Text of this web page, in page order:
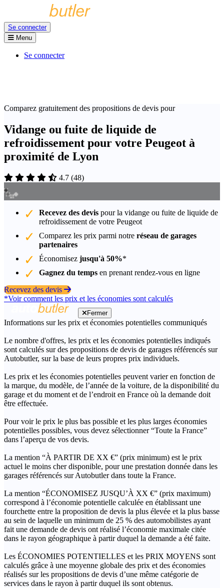
Se connecter
Menu
Se connecter
Comparez gratuitement des propositions de devis pour
Vidange ou fuite de liquide de
refroidissement pour votre Peugeot à
proximité de Lyon
4.7 (48)
Recevez des devis pour la vidange ou fuite de liquide de
refroidissement de votre Peugeot
Comparez les prix parmi notre réseau de garages
partenaires
Économisez jusqu'à 50%*
Gagnez du temps en prenant rendez-vous en ligne
Recevez des devis
*Voir comment les prix et les économies sont calculés
Fermer
Informations sur les prix et économies potentielles communiqués
Le nombre d'offres, les prix et les économies potentielles indiqués
sont calculés sur des propositions de devis de garages référencés sur
Autobutler, sur la base de leurs propres prix individuels.
Les prix et les économies potentielles peuvent varier en fonction de
la marque, du modèle, de l’année de la voiture, de la disponibilité du
garage et du moment et de l’endroit en France où la demande doit
être effectuée.
Pour voir le prix le plus bas possible et les plus larges économies
potentielles possibles, vous devez sélectionner “Toute la France”
dans l’aperçu de vos devis.
La mention “À PARTIR DE XX €” (prix minimum) est le prix
actuel le moins cher disponible, pour une prestation donnée dans les
garages référencés sur Autobutler dans toute la France.
La mention “ÉCONOMISEZ JUSQU’À XX €” (prix maximum)
correspond à l’économie potentielle calculée en établissant une
fourchette entre la proposition de devis la plus élevée et la plus basse
au sein de laquelle un minimum de 25 % des automobilistes ayant
fait une demande de devis ont réalisé l’économie maximale citée
dans le rayon géographique à partir duquel la demande a été faite.
Les ÉCONOMIES POTENTIELLES et les PRIX MOYENS sont
calculés grâce à une moyenne globale des prix et des économies
réalisés sur les propositions de devis d’une même catégorie de
services dans le rayon à partir duquel ils sont obtenus.